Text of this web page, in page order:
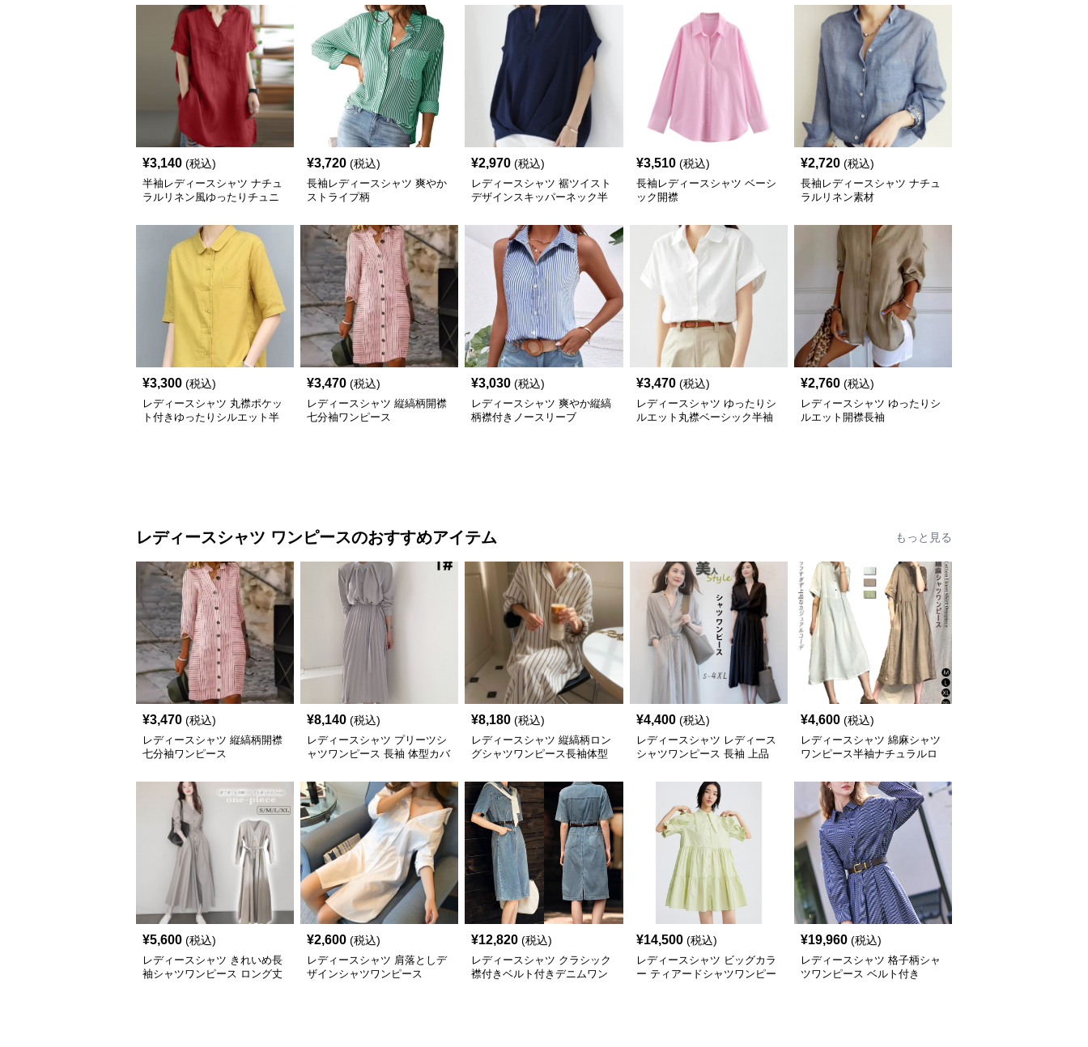
¥3,140 (税込)
半袖レディースシャツ ナチュ
ラルリネン風ゆったりチュニ
¥3,720 (税込)
長袖レディースシャツ 爽やか
ストライプ柄
¥2,970 (税込)
レディースシャツ 裾ツイスト
デザインスキッパーネック半
¥3,510 (税込)
長袖レディースシャツ ベーシ
ック開襟
¥2,720 (税込)
長袖レディースシャツ ナチュ
ラルリネン素材
¥3,300 (税込)
レディースシャツ 丸襟ポケッ
ト付きゆったりシルエット半
¥3,470 (税込)
レディースシャツ 縦縞柄開襟
七分袖ワンピース
¥3,030 (税込)
レディースシャツ 爽やか縦縞
柄襟付きノースリーブ
¥3,470 (税込)
レディースシャツ ゆったりシ
ルエット丸襟ベーシック半袖
¥2,760 (税込)
レディースシャツ ゆったりシ
ルエット開襟長袖
レディースシャツ ワンピースのおすすめアイテム もっと見る
¥3,470 (税込)
レディースシャツ 縦縞柄開襟
七分袖ワンピース
¥8,140 (税込)
レディースシャツ プリーツシ
ャツワンピース 長袖 体型カバ
¥8,180 (税込)
レディースシャツ 縦縞柄ロン
グシャツワンピース長袖体型
¥4,400 (税込)
レディースシャツ レディース
シャツワンピース 長袖 上品
¥4,600 (税込)
レディースシャツ 綿麻シャツ
ワンピース半袖ナチュラルロ
¥5,600 (税込)
レディースシャツ きれいめ長
袖シャツワンピース ロング丈
¥2,600 (税込)
レディースシャツ 肩落としデ
ザインシャツワンピース
¥12,820 (税込)
レディースシャツ クラシック
襟付きベルト付きデニムワン
¥14,500 (税込)
レディースシャツ ビッグカラ
ー ティアードシャツワンピー
¥19,960 (税込)
レディースシャツ 格子柄シャ
ツワンピース ベルト付き